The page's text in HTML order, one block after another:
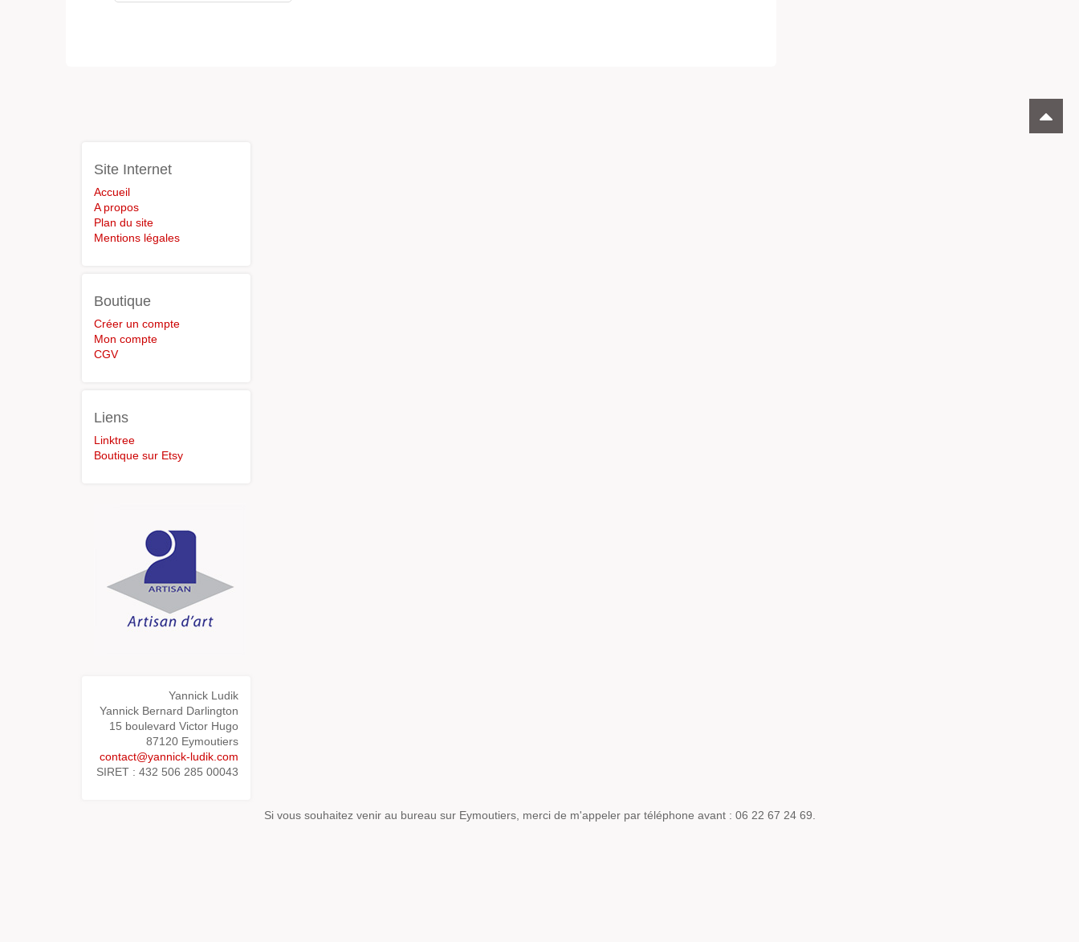
Site Internet
Accueil
A propos
Plan du site
Mentions légales
Boutique
Créer un compte
Mon compte
CGV
Liens
Linktree
Boutique sur Etsy
Yannick Ludik
Yannick Bernard Darlington
15 boulevard Victor Hugo
87120 Eymoutiers
contact@yannick-ludik.com
SIRET : 432 506 285 00043
Si vous souhaitez venir au bureau sur Eymoutiers, merci de m'appeler par téléphone avant : 06 22 67 24 69.